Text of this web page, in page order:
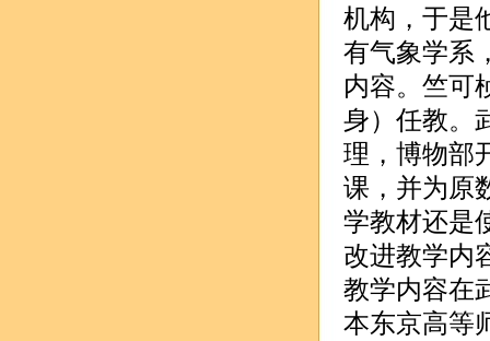
机构，于是
有气象学系
内容。竺可
身）任教。
理，博物部
课，并为原
学教材还是
改进教学内
教学内容在
本东京高等